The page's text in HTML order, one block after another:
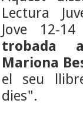
Lectura
Jove 12-
trobada
Mariona
el seu
dies".